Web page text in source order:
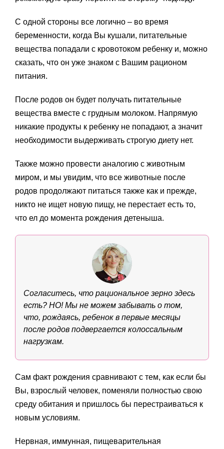
С одной стороны все логично – во время
беременности, когда Вы кушали, питательные
вещества попадали с кровотоком ребенку и, можно
сказать, что он уже знаком с Вашим рационом
питания.
После родов он будет получать питательные
вещества вместе с грудным молоком. Напрямую
никакие продукты к ребенку не попадают, а значит
необходимости выдерживать строгую диету нет.
Также можно провести аналогию с животным
миром, и мы увидим, что все животные после
родов продолжают питаться также как и прежде,
никто не ищет новую пищу, не перестает есть то,
что ел до момента рождения детеныша.
Согласитесь, что рациональное зерно здесь
есть? НО! Мы не можем забывать о том,
что, рождаясь, ребенок в первые месяцы
после родов подвергается колоссальным
нагрузкам.
Сам факт рождения сравнивают с тем, как если бы
Вы, взрослый человек, поменяли полностью свою
среду обитания и пришлось бы перестраиваться к
новым условиям.
Нервная, иммунная, пищеварительная